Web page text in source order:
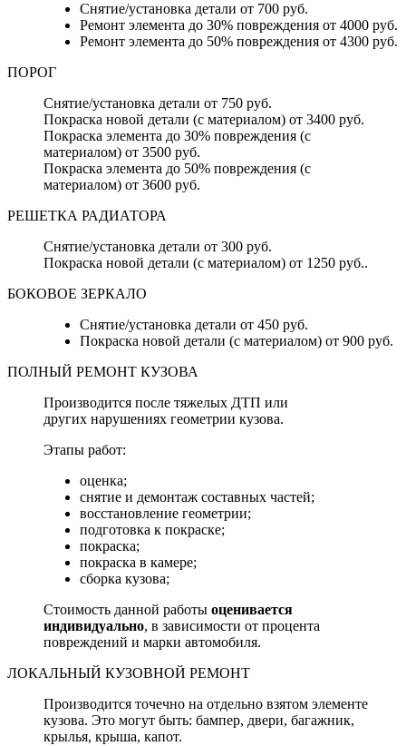
Снятие/установка детали от 700 руб.
Ремонт элемента до 30% повреждения от 4000 руб.
Ремонт элемента до 50% повреждения от 4300 руб.
ПОРОГ
Снятие/установка детали от 750 руб.
Покраска новой детали (с материалом) от 3400 руб.
Покраска элемента до 30% повреждения (с
материалом) от 3500 руб.
Покраска элемента до 50% повреждения (с
материалом) от 3600 руб.
РЕШЕТКА РАДИАТОРА
Снятие/установка детали от 300 руб.
Покраска новой детали (с материалом) от 1250 руб..
БОКОВОЕ ЗЕРКАЛО
Снятие/установка детали от 450 руб.
Покраска новой детали (с материалом) от 900 руб.
ПОЛНЫЙ РЕМОНТ КУЗОВА
Производится после тяжелых ДТП или
других нарушениях геометрии кузова.
Этапы работ:
оценка;
снятие и демонтаж составных частей;
восстановление геометрии;
подготовка к покраске;
покраска;
покраска в камере;
сборка кузова;
Стоимость данной работы оценивается
индивидуально, в зависимости от процента
повреждений и марки автомобиля.
ЛОКАЛЬНЫЙ КУЗОВНОЙ РЕМОНТ
Производится точечно на отдельно взятом элементе
кузова. Это могут быть: бампер, двери, багажник,
крылья, крыша, капот.